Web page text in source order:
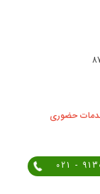
حضوری
021 -